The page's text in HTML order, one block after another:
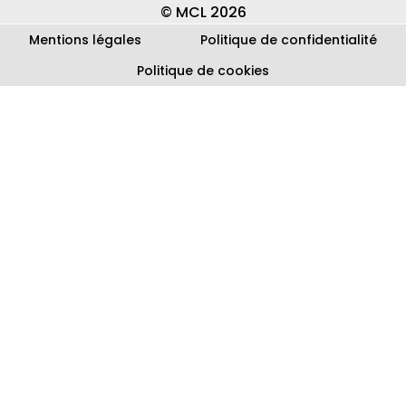
© MCL 2026
Mentions légales
Politique de confidentialité
Politique de cookies